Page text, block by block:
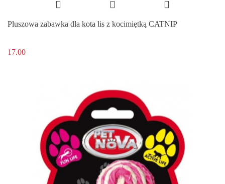
Pluszowa zabawka dla kota lis z kocimiętką CATNIP
17.00